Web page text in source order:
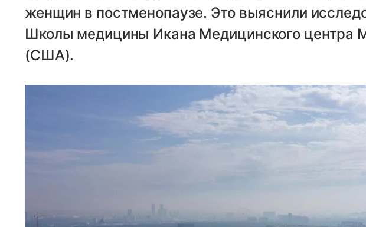
женщин в постменопаузе. Это выяснили
Школы медицины Икана Медицинского центра
(США).